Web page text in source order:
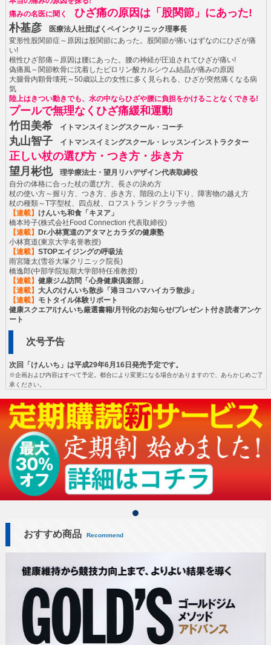
痛みの名医に聞く ひざ痛の原因は「股関節」にあった!
朴基彦医療法人社団ぱくペインクリニック理事長
変形性股関節症～原因は股関節にあった。股関節が痛いはずなのにひざが痛
い!
根性ひざ部痛～原因は腰にあった。腰の神経が圧迫されてひざが痛い!
偽痛風～関節軟骨に沈着したピロリン酸カルシウム結晶が痛みの原因
大腿骨内顆骨壊死～50歳以上の女性に多く見られる、ひざが突然痛くなる病
気
陸上はきつい動きでも、水の中ならひざや腰に負担をかけることなくできる!
プールで無理なくひざ痛緩和運動
竹田美希イトマンスイミングスクール・コーチ
丸山智子イトマンスイミングスクール・レッスンインストラクター
正しい杖の選び方・つき方・歩き方
望月彬也理学療法士・望月リハデザイン代表取締役
自分の体格に合った杖の選び方、長さの決め方
杖の使い方～握り方、つき方、歩き方、階段の上り下り、障害物の越え方
杖の種類～T字型杖、四点杖、ロフストランドクラッチ他
【連載】 けんいち和食「キヌア」
橋本玲子(株式会社Food Connection 代表取締役)
【連載】 Dr.小林寛道のアタマとカラダの健康塾
小林寛道(東京大学名誉教授)
【連載】 STOPエイジングの呼吸法
雨宮隆太(雪谷大塚クリニック院長)
橋逸郎(中部学院短期大学部特任准教授)
【連載】 健康ジム訪問「心身健康倶楽部」
【連載】 大人のけんいち散歩「港ヨコハマハイカラ散歩」
【連載】 モトタイル体験リポート
健康スクエア/けんいち厳選書籍/月刊化のお知らせ/プレゼント付き読者アンケ
ート
次号予告
次回「けんいち」は平成29年6月16日発売予定です。
※企画および内容はすべて予定。都合により変更になる場合がありますので、あらかじめご了
承ください。
おすすめ商品 Recommend